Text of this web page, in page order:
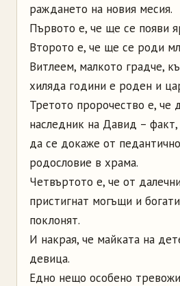
раждането на новия месия.
Първото е, че ще се появи
Второто е, че ще се роди
Витлеем, малкото градче,
хиляда години е роден и
Третото пророчество е, че
наследник на Давид –
да се докаже от
родословие в храма.
Четвъртото е, че от
пристигнат могъщи и
поклонят.
И накрая, че майката на
девица.
Едно нещо особено